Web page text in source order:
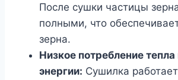
После сушки частицы
полными, что
зерна.
Низкое потребление тепла
энергии: Сушилка